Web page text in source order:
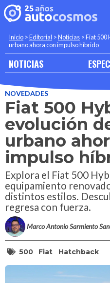
Inicio >Editorial >Noticias >Fiat 500
urbano ahora con impulso híbrido
NOTICIAS
NOVEDADES
Fiat 500
evolución
urbano
impulso
Explora el Fiat 500
equipamiento
distintos estilos.
regresa con fuerza.
Marco Antonio Sarmiento
500 Fiat Hatchback